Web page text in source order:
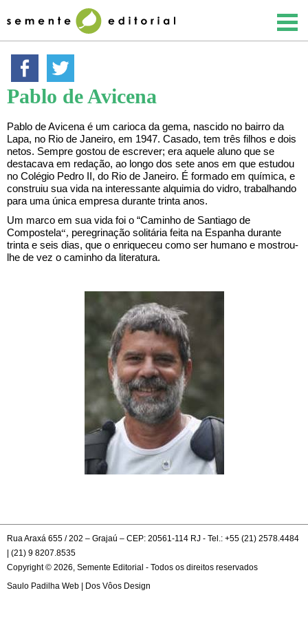
Pablo de Avicena
Pablo de Avicena é um carioca da gema, nascido no bairro da
Lapa, no Rio de Janeiro, em 1947. Casado, tem três filhos e dois
netos. Sempre gostou de escrever; era aquele aluno que se
destacava em redação, ao longo dos sete anos em que estudou
no Colégio Pedro II, do Rio de Janeiro. É formado em química, e
construiu sua vida na interessante alquimia do vidro, trabalhando
para uma única empresa durante trinta anos.
Um marco em sua vida foi o “Caminho de Santiago de
Compostela“, peregrinação solitária feita na Espanha durante
trinta e seis dias, que o enriqueceu como ser humano e mostrou-
lhe de vez o caminho da literatura.
Rua Araxá 655 / 202 – Grajaú – CEP: 20561-114 RJ - Tel.: +55 (21) 2578.4484
| (21) 9 8207.8535
Copyright © 2026, Semente Editorial - Todos os direitos reservados
Saulo Padilha Web
Dos Vôos Design